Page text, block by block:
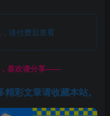
请付费后查看
喜欢请分享------
彩文章请收藏本站。